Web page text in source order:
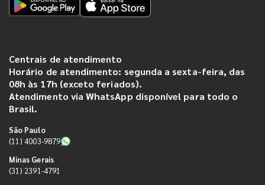
Centrais de atendimento
Horário de atendimento: segunda a sexta-feira, das
08h às 17h (exceto feriados).
Atendimento via WhatsApp disponível para todo o
Brasil.
São Paulo
(11) 4003-9879
Minas Gerais
(31) 2391-4791